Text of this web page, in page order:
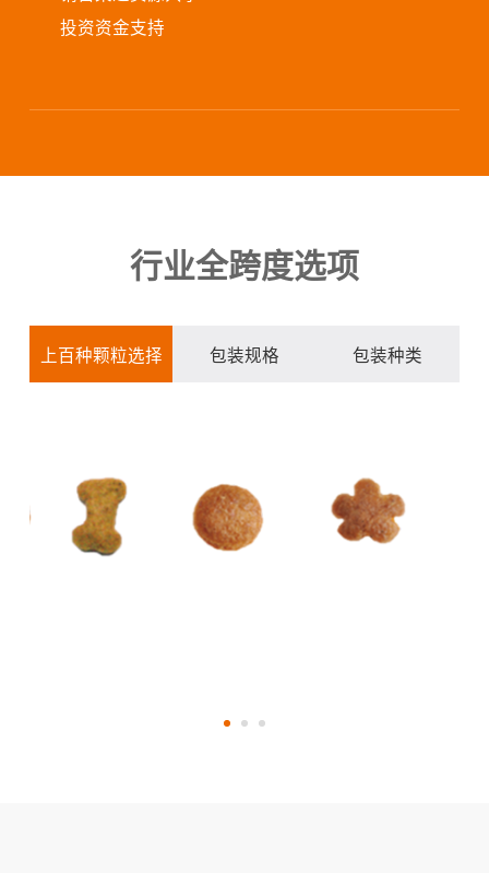
投资资金支持
行业全跨度选项
上百种颗粒选择 包装规格 包装种类